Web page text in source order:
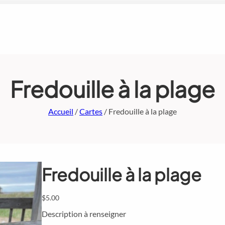
Fredouille à la plage
Accueil /Cartes / Fredouille à la plage
Fredouille à la plage
$5.00
Description à renseigner